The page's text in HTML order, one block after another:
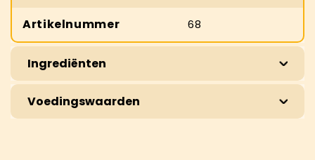
Artikelnummer 68
Ingrediënten
Voedingswaarden